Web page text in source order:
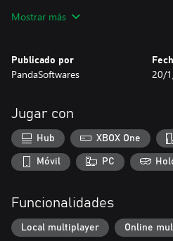
📜 Cómo Jugar:
el "HOGAR" antes que tus oponentes.
Un 6 desbloquea tus fichas y te da
movimientos extra y asegurar la
💡 Por Qué Elegir Parchisi Friends:
Sin Distracciones: Sin anuncios, sin
aplicación y sin recopilación de
compatibilidad total con mandos.
Diversión Infinita: Relájate con
estratégicas con infinitas
Mostrar más
Publicado por
PandaSoftwares 20/
Jugar con
Hub XBOX One
Móvil PC
Funcionalidades
Local multiplayer Online